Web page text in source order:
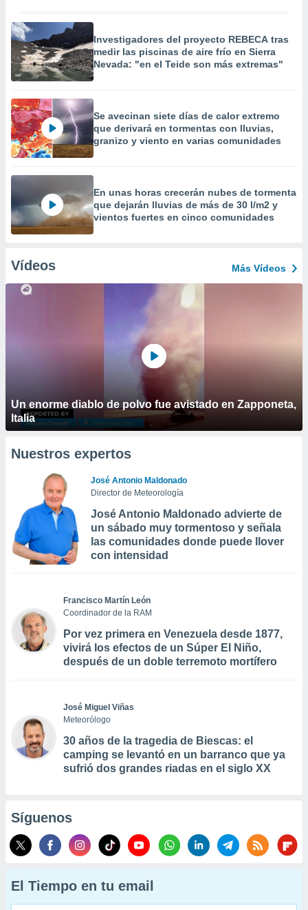
Investigadores del proyecto REBECA tras
medir las piscinas de aire frío en Sierra
Nevada: "en el Teide son más extremas"
Se avecinan siete días de calor extremo
que derivará en tormentas con lluvias,
granizo y viento en varias comunidades
En unas horas crecerán nubes de tormenta
que dejarán lluvias de más de 30 l/m2 y
vientos fuertes en cinco comunidades
Vídeos Más Vídeos
Un enorme diablo de polvo fue avistado en Zapponeta,
Italia
Nuestros expertos
José Antonio Maldonado
Director de Meteorología
José Antonio Maldonado advierte de
un sábado muy tormentoso y señala
las comunidades donde puede llover
con intensidad
Francisco Martín León
Coordinador de la RAM
Por vez primera en Venezuela desde 1877,
vivirá los efectos de un Súper El Niño,
después de un doble terremoto mortífero
José Miguel Viñas
Meteorólogo
30 años de la tragedia de Biescas: el
camping se levantó en un barranco que ya
sufrió dos grandes riadas en el siglo XX
Síguenos
El Tiempo en tu email